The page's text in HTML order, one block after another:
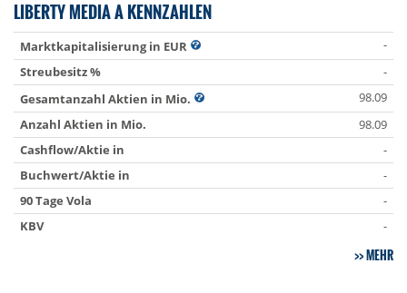
LIBERTY MEDIA A KENNZAHLEN
Marktkapitalisierung in EUR
-
Streubesitz %
-
Gesamtanzahl Aktien in Mio.
98.09
Anzahl Aktien in Mio.
98.09
Cashflow/Aktie in
-
Buchwert/Aktie in
-
90 Tage Vola
-
KBV
-
MEHR